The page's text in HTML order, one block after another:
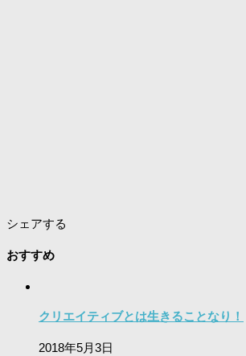
シェアする
おすすめ
クリエイティブとは生きることなり！
2018年5月3日